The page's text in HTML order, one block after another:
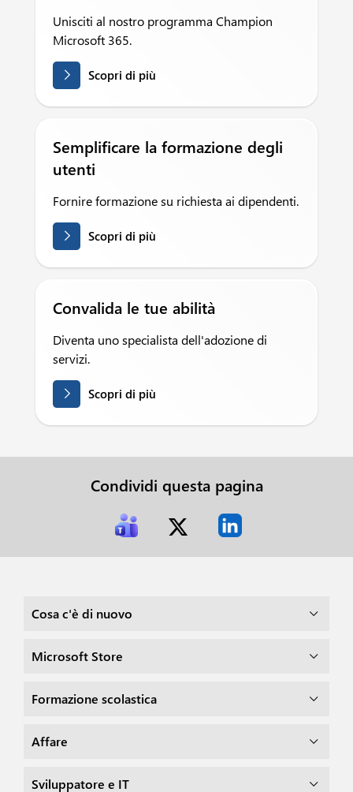
Unisciti al nostro programma Champion
Microsoft 365.
Scopri di più
Semplificare la formazione degli
utenti
Fornire formazione su richiesta ai dipendenti.
Scopri di più
Convalida le tue abilità
Diventa uno specialista dell'adozione di
servizi.
Scopri di più
Condividi questa pagina
Cosa c'è di nuovo
Microsoft Store
Formazione scolastica
Affare
Sviluppatore e IT